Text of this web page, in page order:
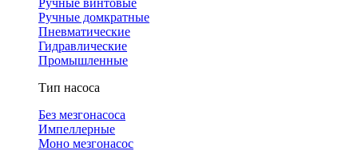
Ручные винтовые
Ручные домкратные
Пневматические
Гидравлические
Промышленные
Тип насоса
Без мезгонасоса
Импеллерные
Моно мезгонасос